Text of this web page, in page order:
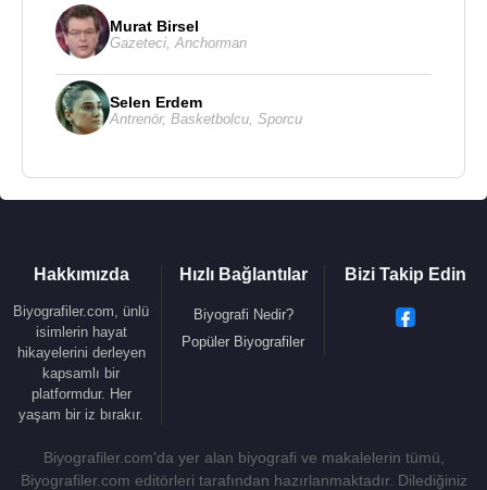
Murat Birsel
Gazeteci Anchorman
Selen Erdem
Antrenör, Basketbolcu Sporcu
Hakkımızda
Biyografiler.com, ünlü
isimlerin hayat
hikayelerini derleyen
kapsamlı bir
platformdur. Her
yaşam bir iz bırakır.
Hızlı Bağlantılar
Biyografi Nedir?
Popüler Biyografiler
Bizi Takip Edin
Biyografiler.com'da yer alan biyografi ve makalelerin tümü,
Biyografiler.com editörleri tarafından hazırlanmaktadır. Dilediğiniz